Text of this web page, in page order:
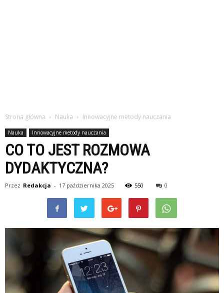
Strona główna Nauka Innowacyjne metody nauczania
Nauka Innowacyjne metody nauczania
CO TO JEST ROZMOWA
DYDAKTYCZNA?
Przez Redakcja - 17 października 2025 550 0